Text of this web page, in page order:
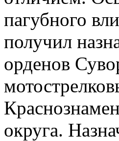
пагубного
получил
орденов
округа.